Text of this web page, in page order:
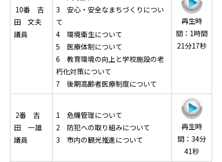
10番 吉
田 文夫
議員
3 安心・安全なまちづくりについ
て
4 環境衛生について
5 医療体制について
6 教育環境の向上と学校施設の老
朽化対策について
7 後期高齢者医療制度について
再生時
間：1時間
21分17秒
2番 吉
田 一雄
議員
1 危機管理について
2 防犯への取り組みについて
3 市内の観光推進について
再生時
間：34分
41秒